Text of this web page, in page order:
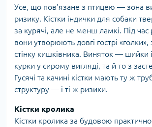
Усе, що пов’язане з птицею — зона
ризику. Кістки індички для собаки
за курячі, але не менш ламкі. Під
вони утворюють довгі гострі «голки»,
стінку кишківника. Виняток — шийки
курки у сирому вигляді, та й то з
Гусячі та качині кістки мають ту ж
структуру — і ті ж ризики.
Кістки кролика
Кістки кролика за будовою практично